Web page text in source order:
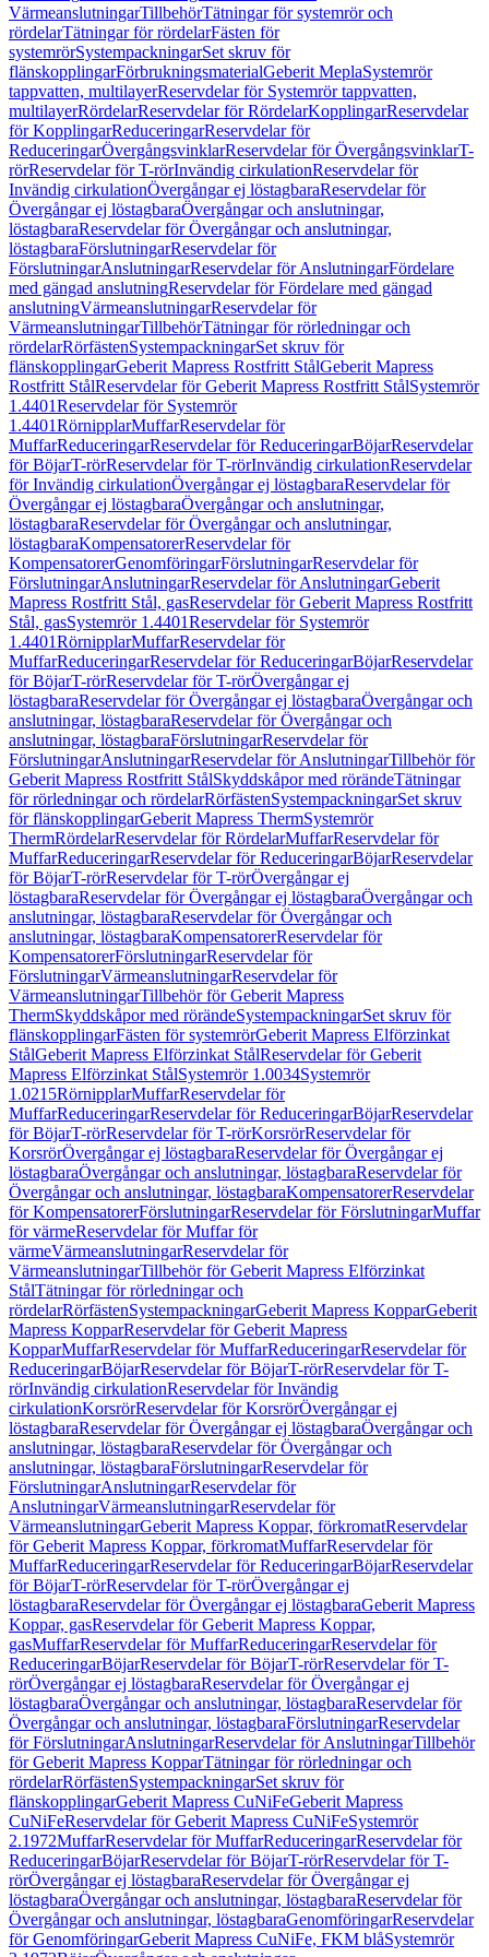
VärmeanslutningarTillbehörTätningar för systemrör och
rördelarTätningar för rördelarFästen för
systemrörSystempackningarSet skruv för
flänskopplingarFörbrukningsmaterialGeberit MeplaSystemrör
tappvatten, multilayerReservdelar för Systemrör tappvatten,
multilayerRördelarReservdelar för RördelarKopplingarReservdelar
för KopplingarReduceringarReservdelar för
ReduceringarÖvergångsvinklarReservdelar för ÖvergångsvinklarT-
rörReservdelar för T-rörInvändig cirkulationReservdelar för
Invändig cirkulationÖvergångar ej löstagbaraReservdelar för
Övergångar ej löstagbaraÖvergångar och anslutningar,
löstagbaraReservdelar för Övergångar och anslutningar,
löstagbaraFörslutningarReservdelar för
FörslutningarAnslutningarReservdelar för AnslutningarFördelare
med gängad anslutningReservdelar för Fördelare med gängad
anslutningVärmeanslutningarReservdelar för
VärmeanslutningarTillbehörTätningar för rörledningar och
rördelarRörfästenSystempackningarSet skruv för
flänskopplingarGeberit Mapress Rostfritt StålGeberit Mapress
Rostfritt StålReservdelar för Geberit Mapress Rostfritt StålSystemrör
1.4401Reservdelar för Systemrör
1.4401RörnipplarMuffarReservdelar för
MuffarReduceringarReservdelar för ReduceringarBöjarReservdelar
för BöjarT-rörReservdelar för T-rörInvändig cirkulationReservdelar
för Invändig cirkulationÖvergångar ej löstagbaraReservdelar för
Övergångar ej löstagbaraÖvergångar och anslutningar,
löstagbaraReservdelar för Övergångar och anslutningar,
löstagbaraKompensatorerReservdelar för
KompensatorerGenomföringarFörslutningarReservdelar för
FörslutningarAnslutningarReservdelar för AnslutningarGeberit
Mapress Rostfritt Stål, gasReservdelar för Geberit Mapress Rostfritt
Stål, gasSystemrör 1.4401Reservdelar för Systemrör
1.4401RörnipplarMuffarReservdelar för
MuffarReduceringarReservdelar för ReduceringarBöjarReservdelar
för BöjarT-rörReservdelar för T-rörÖvergångar ej
löstagbaraReservdelar för Övergångar ej löstagbaraÖvergångar och
anslutningar, löstagbaraReservdelar för Övergångar och
anslutningar, löstagbaraFörslutningarReservdelar för
FörslutningarAnslutningarReservdelar för AnslutningarTillbehör för
Geberit Mapress Rostfritt StålSkyddskåpor med rörändeTätningar
för rörledningar och rördelarRörfästenSystempackningarSet skruv
för flänskopplingarGeberit Mapress ThermSystemrör
ThermRördelarReservdelar för RördelarMuffarReservdelar för
MuffarReduceringarReservdelar för ReduceringarBöjarReservdelar
för BöjarT-rörReservdelar för T-rörÖvergångar ej
löstagbaraReservdelar för Övergångar ej löstagbaraÖvergångar och
anslutningar, löstagbaraReservdelar för Övergångar och
anslutningar, löstagbaraKompensatorerReservdelar för
KompensatorerFörslutningarReservdelar för
FörslutningarVärmeanslutningarReservdelar för
VärmeanslutningarTillbehör för Geberit Mapress
ThermSkyddskåpor med rörändeSystempackningarSet skruv för
flänskopplingarFästen för systemrörGeberit Mapress Elförzinkat
StålGeberit Mapress Elförzinkat StålReservdelar för Geberit
Mapress Elförzinkat StålSystemrör 1.0034Systemrör
1.0215RörnipplarMuffarReservdelar för
MuffarReduceringarReservdelar för ReduceringarBöjarReservdelar
för BöjarT-rörReservdelar för T-rörKorsrörReservdelar för
KorsrörÖvergångar ej löstagbaraReservdelar för Övergångar ej
löstagbaraÖvergångar och anslutningar, löstagbaraReservdelar för
Övergångar och anslutningar, löstagbaraKompensatorerReservdelar
för KompensatorerFörslutningarReservdelar för FörslutningarMuffar
för värmeReservdelar för Muffar för
värmeVärmeanslutningarReservdelar för
VärmeanslutningarTillbehör för Geberit Mapress Elförzinkat
StålTätningar för rörledningar och
rördelarRörfästenSystempackningarGeberit Mapress KopparGeberit
Mapress KopparReservdelar för Geberit Mapress
KopparMuffarReservdelar för MuffarReduceringarReservdelar för
ReduceringarBöjarReservdelar för BöjarT-rörReservdelar för T-
rörInvändig cirkulationReservdelar för Invändig
cirkulationKorsrörReservdelar för KorsrörÖvergångar ej
löstagbaraReservdelar för Övergångar ej löstagbaraÖvergångar och
anslutningar, löstagbaraReservdelar för Övergångar och
anslutningar, löstagbaraFörslutningarReservdelar för
FörslutningarAnslutningarReservdelar för
AnslutningarVärmeanslutningarReservdelar för
VärmeanslutningarGeberit Mapress Koppar, förkromatReservdelar
för Geberit Mapress Koppar, förkromatMuffarReservdelar för
MuffarReduceringarReservdelar för ReduceringarBöjarReservdelar
för BöjarT-rörReservdelar för T-rörÖvergångar ej
löstagbaraReservdelar för Övergångar ej löstagbaraGeberit Mapress
Koppar, gasReservdelar för Geberit Mapress Koppar,
gasMuffarReservdelar för MuffarReduceringarReservdelar för
ReduceringarBöjarReservdelar för BöjarT-rörReservdelar för T-
rörÖvergångar ej löstagbaraReservdelar för Övergångar ej
löstagbaraÖvergångar och anslutningar, löstagbaraReservdelar för
Övergångar och anslutningar, löstagbaraFörslutningarReservdelar
för FörslutningarAnslutningarReservdelar för AnslutningarTillbehör
för Geberit Mapress KopparTätningar för rörledningar och
rördelarRörfästenSystempackningarSet skruv för
flänskopplingarGeberit Mapress CuNiFeGeberit Mapress
CuNiFeReservdelar för Geberit Mapress CuNiFeSystemrör
2.1972MuffarReservdelar för MuffarReduceringarReservdelar för
ReduceringarBöjarReservdelar för BöjarT-rörReservdelar för T-
rörÖvergångar ej löstagbaraReservdelar för Övergångar ej
löstagbaraÖvergångar och anslutningar, löstagbaraReservdelar för
Övergångar och anslutningar, löstagbaraGenomföringarReservdelar
för GenomföringarGeberit Mapress CuNiFe, FKM blåSystemrör